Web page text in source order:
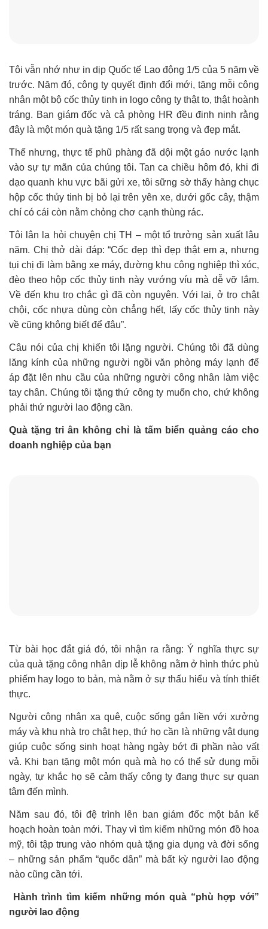
Tôi vẫn nhớ như in dịp Quốc tế Lao động 1/5 của 5 năm về
trước. Năm đó, công ty quyết định đổi mới, tặng mỗi công
nhân một bộ cốc thủy tinh in logo công ty thật to, thật hoành
tráng. Ban giám đốc và cả phòng HR đều đinh ninh rằng
đây là một món quà tặng 1/5 rất sang trọng và đẹp mắt.
Thế nhưng, thực tế phũ phàng đã dội một gáo nước lạnh
vào sự tự mãn của chúng tôi. Tan ca chiều hôm đó, khi đi
dạo quanh khu vực bãi gửi xe, tôi sững sờ thấy hàng chục
hộp cốc thủy tinh bị bỏ lại trên yên xe, dưới gốc cây, thậm
chí có cái còn nằm chỏng chơ cạnh thùng rác.
Tôi lân la hỏi chuyện chị TH – một tổ trưởng sản xuất lâu
năm. Chị thở dài đáp: “Cốc đẹp thì đẹp thật em ạ, nhưng
tụi chị đi làm bằng xe máy, đường khu công nghiệp thì xóc,
đèo theo hộp cốc thủy tinh này vướng víu mà dễ vỡ lắm.
Về đến khu trọ chắc gì đã còn nguyên. Với lại, ở trọ chật
chội, cốc nhựa dùng còn chẳng hết, lấy cốc thủy tinh này
về cũng không biết để đâu”.
Câu nói của chị khiến tôi lặng người. Chúng tôi đã dùng
lăng kính của những người ngồi văn phòng máy lạnh để
áp đặt lên nhu cầu của những người công nhân làm việc
tay chân. Chúng tôi tặng thứ công ty muốn cho, chứ không
phải thứ người lao động cần.
Quà tặng tri ân không chỉ là tấm biển quảng cáo cho
doanh nghiệp của bạn
Từ bài học đắt giá đó, tôi nhận ra rằng: Ý nghĩa thực sự
của quà tặng công nhân dịp lễ không nằm ở hình thức phù
phiếm hay logo to bản, mà nằm ở sự thấu hiểu và tính thiết
thực.
Người công nhân xa quê, cuộc sống gắn liền với xưởng
máy và khu nhà trọ chật hẹp, thứ họ cần là những vật dụng
giúp cuộc sống sinh hoạt hàng ngày bớt đi phần nào vất
vả. Khi bạn tặng một món quà mà họ có thể sử dụng mỗi
ngày, tự khắc họ sẽ cảm thấy công ty đang thực sự quan
tâm đến mình.
Năm sau đó, tôi đệ trình lên ban giám đốc một bản kế
hoạch hoàn toàn mới. Thay vì tìm kiếm những món đồ hoa
mỹ, tôi tập trung vào nhóm quà tặng gia dụng và đời sống
– những sản phẩm “quốc dân” mà bất kỳ người lao động
nào cũng cần tới.
Hành trình tìm kiếm những món quà “phù hợp với”
người lao động